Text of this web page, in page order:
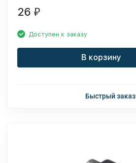
26 ₽
Доступен к заказу
В корзину
Быстрый заказ